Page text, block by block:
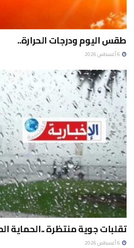
طقس اليوم ودرجات الحرارة..
تقلبات جوية منتظرة ..الحماية